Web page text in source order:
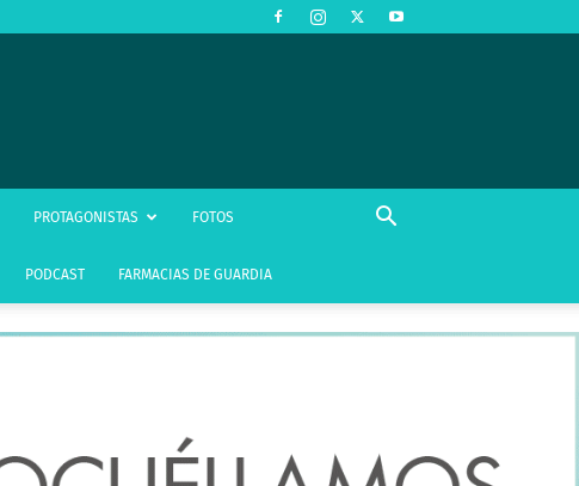
PROTAGONISTAS FOTOS
PODCAST FARMACIAS DE GUARDIA